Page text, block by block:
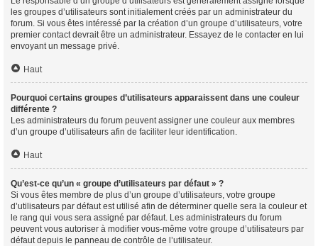
les groupes d’utilisateurs sont initialement créés par un administrateur du
forum. Si vous êtes intéressé par la création d’un groupe d’utilisateurs, votre
premier contact devrait être un administrateur. Essayez de le contacter en lui
envoyant un message privé.
Haut
Pourquoi certains groupes d’utilisateurs apparaissent dans une couleur
différente ?
Les administrateurs du forum peuvent assigner une couleur aux membres
d’un groupe d’utilisateurs afin de faciliter leur identification.
Haut
Qu’est-ce qu’un « groupe d’utilisateurs par défaut » ?
Si vous êtes membre de plus d’un groupe d’utilisateurs, votre groupe
d’utilisateurs par défaut est utilisé afin de déterminer quelle sera la couleur et
le rang qui vous sera assigné par défaut. Les administrateurs du forum
peuvent vous autoriser à modifier vous-même votre groupe d’utilisateurs par
défaut depuis le panneau de contrôle de l’utilisateur.